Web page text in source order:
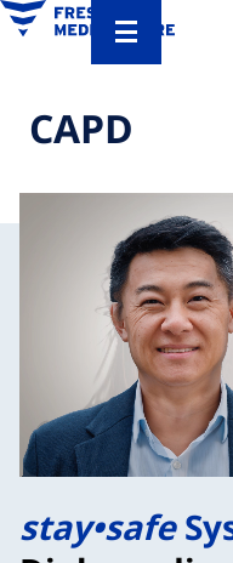
CAPD
stay•safe